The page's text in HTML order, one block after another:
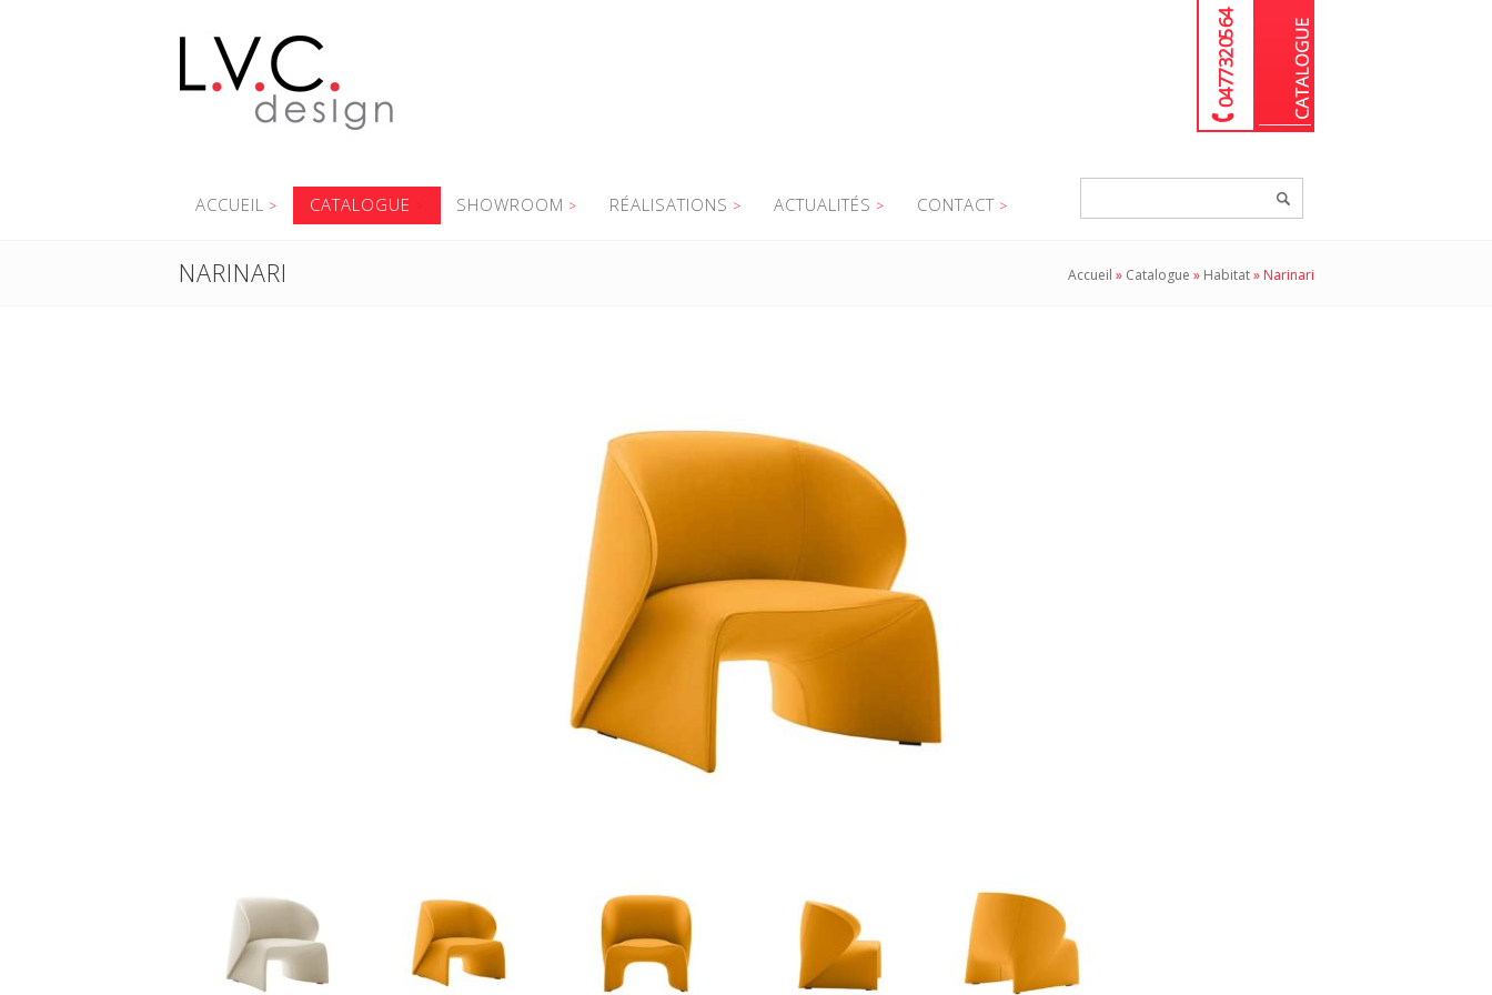
04 77 32 05 64
ACCUEIL CATALOGUE SHOWROOM RÉALISATIONS ACTUALITÉS CONTACT
NARINARI Accueil » Catalogue » Habitat» Narinari